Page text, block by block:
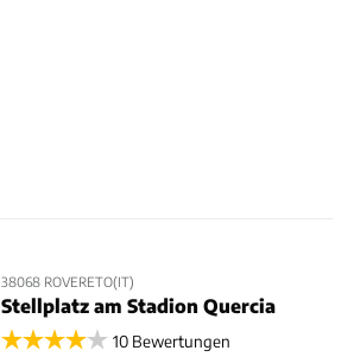
38068 ROVERETO(IT)
Stellplatz am Stadion Quercia
10 Bewertungen